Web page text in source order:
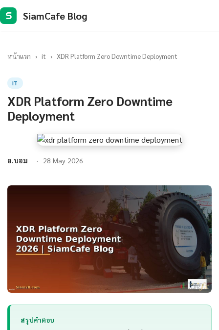
S SiamCafe Blog
หน้าแรก › it › XDR Platform Zero Downtime Deployment
IT
XDR Platform Zero Downtime
Deployment
อ.บอม 28 May 2026
สรุปคำตอบ